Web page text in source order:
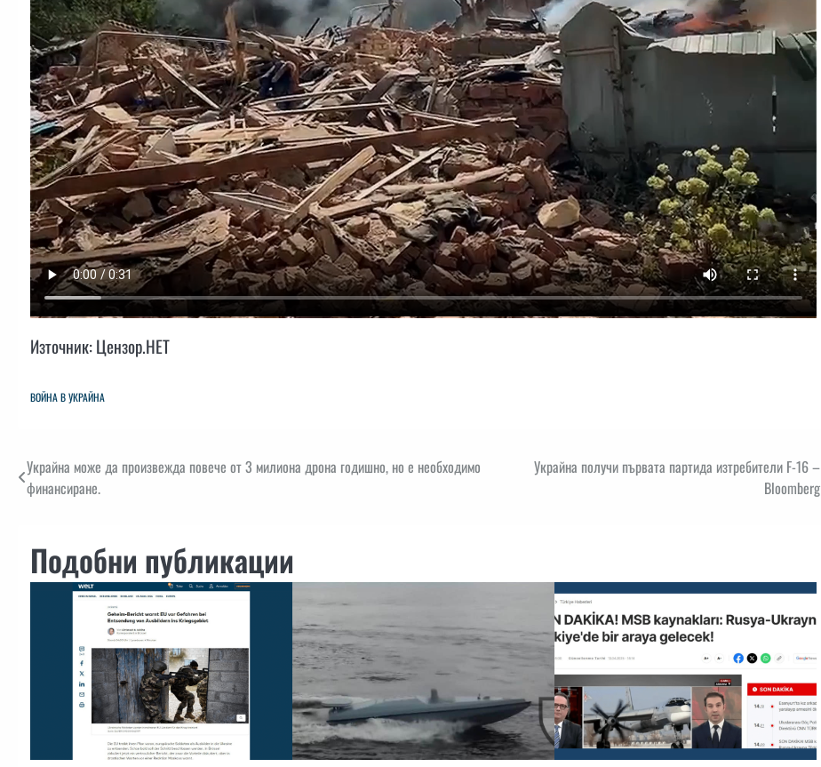
Източник: Цензор.НЕТ
ВОЙНА В УКРАЙНА
Навигация
Украйна може да произвежда повече от 3 милиона дрона годишно, но е необходимо
финансиране.
Украйна получи първата партида изтребители F-16 –
Bloomberg
Подобни публикации